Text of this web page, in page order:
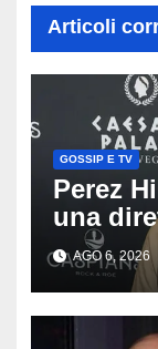
Articoli
GOSSIP E TV
Perez
una
famiglia
sue
AGO 6, 2026